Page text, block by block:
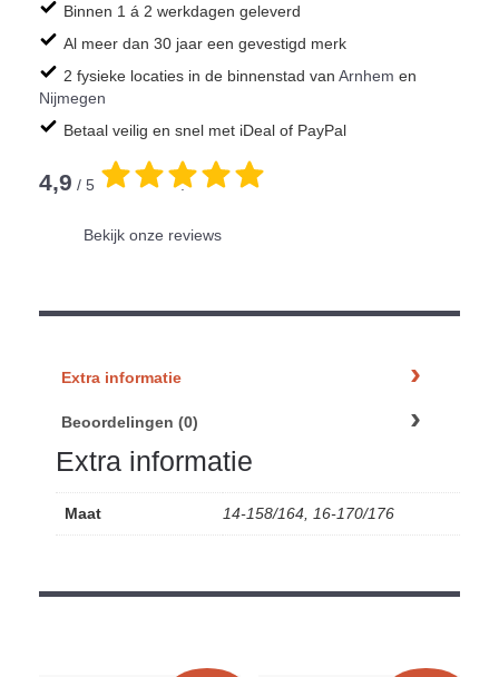
Binnen 1 á 2 werkdagen geleverd
Al meer dan 30 jaar een gevestigd merk
2 fysieke locaties in de binnenstad van Arnhem en
Nijmegen
Betaal veilig en snel met iDeal of PayPal
4,9 / 5 .
Bekijk onze reviews
Extra informatie
Beoordelingen (0)
Extra informatie
Maat 14-158/164, 16-170/176